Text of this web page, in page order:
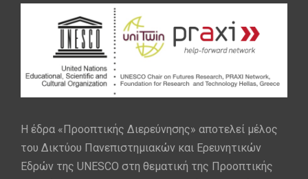
Η έδρα «Προοπτικής Διερεύνησης» αποτελεί μέλος
του Δικτύου Πανεπιστημιακών και Ερευνητικών
Εδρών της UNESCO στη θεματική της Προοπτικής